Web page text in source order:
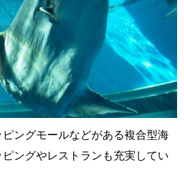
ングモールなどがある複合型海
ングやレストランも充実してい